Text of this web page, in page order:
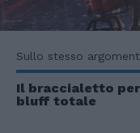
Sullo stesso
Il braccialetto per
bluff totale